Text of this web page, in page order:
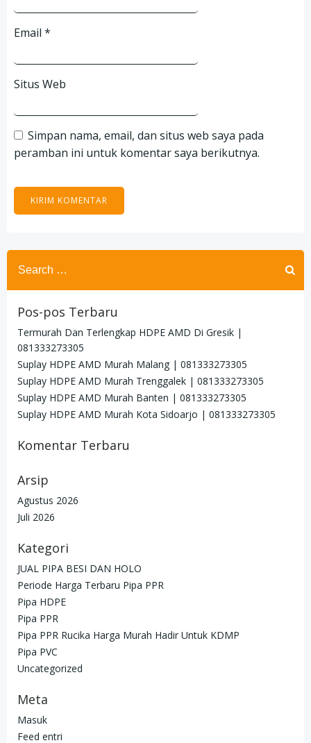
Email *
Situs Web
Simpan nama, email, dan situs web saya pada
peramban ini untuk komentar saya berikutnya.
Search
for:
Pos-pos Terbaru
Termurah Dan Terlengkap HDPE AMD Di Gresik |
081333273305
Suplay HDPE AMD Murah Malang | 081333273305
Suplay HDPE AMD Murah Trenggalek | 081333273305
Suplay HDPE AMD Murah Banten | 081333273305
Suplay HDPE AMD Murah Kota Sidoarjo | 081333273305
Komentar Terbaru
Arsip
Agustus 2026
Juli 2026
Kategori
JUAL PIPA BESI DAN HOLO
Periode Harga Terbaru Pipa PPR
Pipa HDPE
Pipa PPR
Pipa PPR Rucika Harga Murah Hadir Untuk KDMP
Pipa PVC
Uncategorized
Meta
Masuk
Feed entri